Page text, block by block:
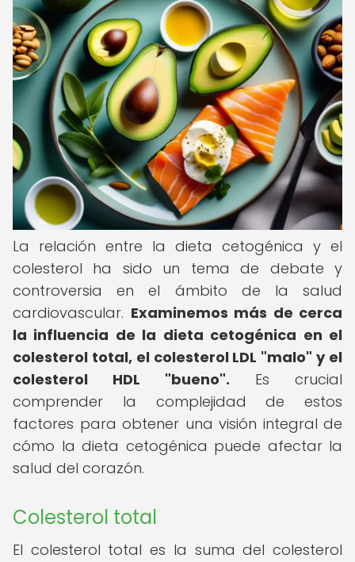
La relación entre la dieta cetogénica y el
colesterol ha sido un tema de debate y
controversia en el ámbito de la salud
cardiovascular. Examinemos más de cerca
la influencia de la dieta cetogénica en el
colesterol total, el colesterol LDL "malo" y el
colesterol HDL "bueno". Es crucial
comprender la complejidad de estos
factores para obtener una visión integral de
cómo la dieta cetogénica puede afectar la
salud del corazón.
Colesterol total
El colesterol total es la suma del colesterol